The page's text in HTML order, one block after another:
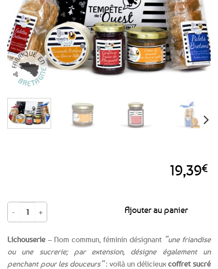
favoris
Lichouserie – Nom commun, féminin désignant “une friandise
ou une sucrerie; par extension, désigne également un
penchant pour les douceurs”: voilà un délicieux coffret sucré
19,39€
quantité de Coffret garni breton sucré - Les Lichouseries
Ajouter au panier